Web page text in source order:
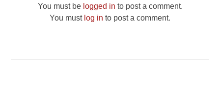
You must be logged in to post a comment.
You must log in to post a comment.